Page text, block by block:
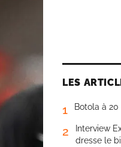
LES
1 Botola à 20
2
Interview
dresse le